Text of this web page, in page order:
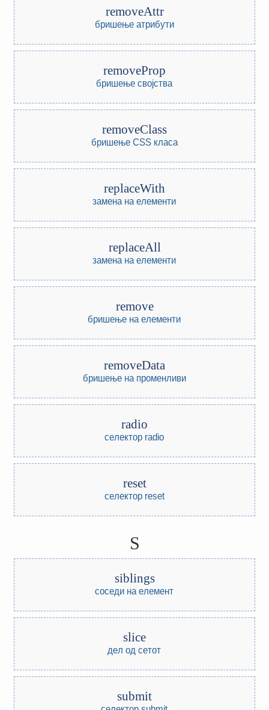
removeAttr
бришење атрибути
removeProp
бришење својства
removeClass
бришење CSS класа
replaceWith
замена на елементи
replaceAll
замена на елементи
remove
бришење на елементи
removeData
бришење на променливи
radio
селектор radio
reset
селектор reset
S
siblings
соседи на елемент
slice
дел од сетот
submit